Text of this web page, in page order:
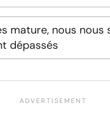
mature, nous nous
dépassés